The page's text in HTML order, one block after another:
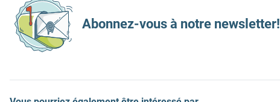
Abonnez-vous à notre newsletter!